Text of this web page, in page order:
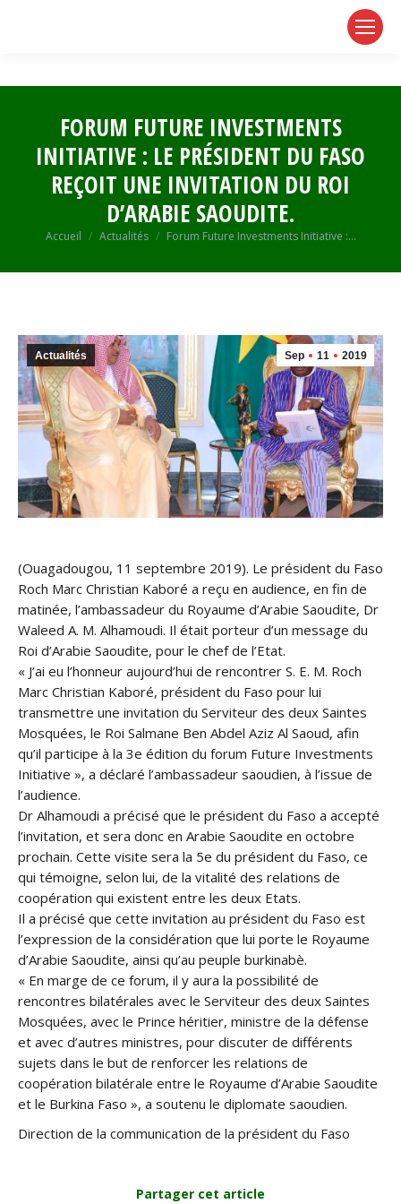
FORUM FUTURE INVESTMENTS
INITIATIVE : LE PRÉSIDENT DU FASO
REÇOIT UNE INVITATION DU ROI
D’ARABIE SAOUDITE.
Vous êtes ici :
Accueil Actualités Forum Future Investments Initiative :…
Sep 11 2019
Actualités
(Ouagadougou, 11 septembre 2019). Le président du Faso
Roch Marc Christian Kaboré a reçu en audience, en fin de
matinée, l’ambassadeur du Royaume d’Arabie Saoudite, Dr
Waleed A. M. Alhamoudi. Il était porteur d’un message du
Roi d’Arabie Saoudite, pour le chef de l’Etat.
« J’ai eu l’honneur aujourd’hui de rencontrer S. E. M. Roch
Marc Christian Kaboré, président du Faso pour lui
transmettre une invitation du Serviteur des deux Saintes
Mosquées, le Roi Salmane Ben Abdel Aziz Al Saoud, afin
qu’il participe à la 3e édition du forum Future Investments
Initiative », a déclaré l’ambassadeur saoudien, à l’issue de
l’audience.
Dr Alhamoudi a précisé que le président du Faso a accepté
l’invitation, et sera donc en Arabie Saoudite en octobre
prochain. Cette visite sera la 5e du président du Faso, ce
qui témoigne, selon lui, de la vitalité des relations de
coopération qui existent entre les deux Etats.
Il a précisé que cette invitation au président du Faso est
l’expression de la considération que lui porte le Royaume
d’Arabie Saoudite, ainsi qu’au peuple burkinabè.
« En marge de ce forum, il y aura la possibilité de
rencontres bilatérales avec le Serviteur des deux Saintes
Mosquées, avec le Prince héritier, ministre de la défense
et avec d’autres ministres, pour discuter de différents
sujets dans le but de renforcer les relations de
coopération bilatérale entre le Royaume d’Arabie Saoudite
et le Burkina Faso », a soutenu le diplomate saoudien.
Direction de la communication de la président du Faso
Partager cet article